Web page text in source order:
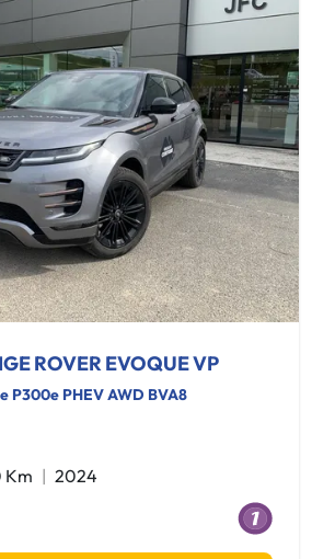
ROVER EVOQUE VP
P300e PHEV AWD BVA8
Km
2024